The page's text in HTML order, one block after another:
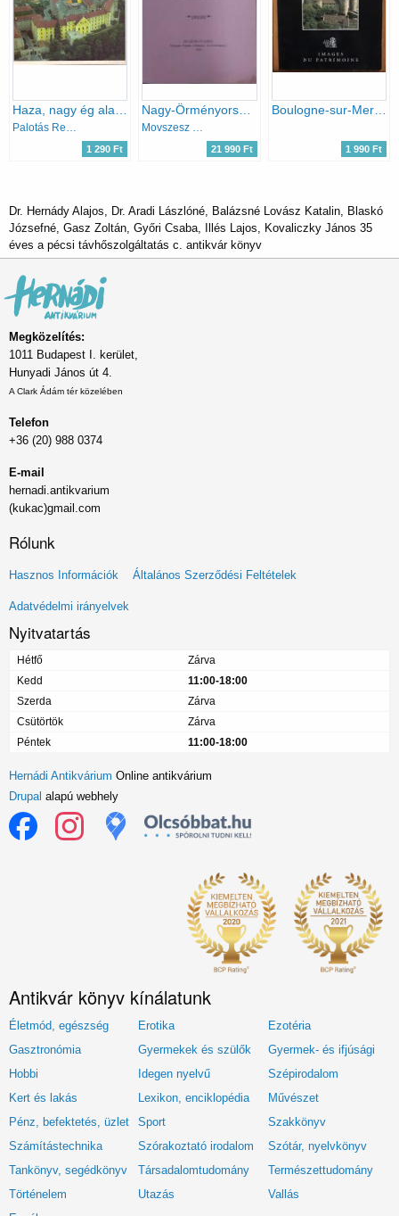
Haza, nagy ég alatt - Magyarország (Homeland under great heavens-Hungary)
Palotás Rezső
1 290 Ft
Nagy-Örményország története
Movszesz Chorenaci
21 990 Ft
Boulogne-sur-Mer - The Castle and the Upper Town (Images du Patrimoine)
1 990 Ft
Dr. Hernády Alajos, Dr. Aradi Lászlóné, Balázsné Lovász Katalin, Blaskó
Józsefné, Gasz Zoltán, Győri Csaba, Illés Lajos, Kovaliczky János 35
éves a pécsi távhőszolgáltatás c. antikvár könyv
Megközelítés:
1011 Budapest I. kerület,
Hunyadi János út 4.
A Clark Ádám tér közelében
Telefon
+36 (20) 988 0374
E-mail
hernadi.antikvarium
(kukac)gmail.com
Rólunk
Lábléc
menü
Hasznos Információk Általános Szerződési Feltételek
Adatvédelmi irányelvek
Nyitvatartás
Hétfő
Zárva
Kedd
11:00-18:00
Szerda
Zárva
Csütörtök
Zárva
Péntek
11:00-18:00
Hernádi Antikvárium Online antikvárium
Drupal alapú webhely
Antikvár könyv kínálatunk
Életmód, egészség Erotika
Ezotéria
Gasztronómia
Gyermekek és szülők
Gyermek- és ifjúsági
Hobbi
Idegen nyelvű
Szépirodalom
Kert és lakás
Lexikon, enciklopédia
Művészet
Pénz, befektetés, üzlet
Sport
Szakkönyv
Számítástechnika
Szórakoztató irodalom
Szótár, nyelvkönyv
Tankönyv, segédkönyv
Társadalomtudomány
Természettudomány
Történelem
Utazás
Vallás